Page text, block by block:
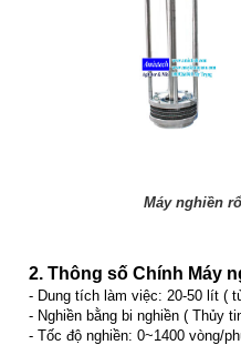
Máy nghiền
2. Thông số Chính Máy
- Dung tích làm việc: 20-50 lít (
- Nghiền bằng bi nghiền ( Thủy
- Tốc độ nghiền: 0~1400 vòng/